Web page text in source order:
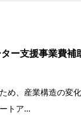
ー支援事業費補
め、産業構造の変
トア…